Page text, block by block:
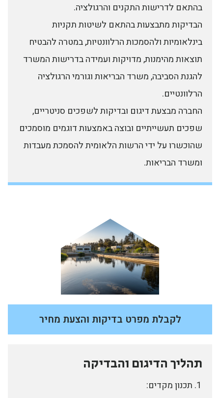
בהתאם לדרישות התקנים והרגולציה.
הבדיקות מתבצעות בהתאם לשיטות תקניות
בינלאומיות ולהסמכות הרלוונטיות, במטרה להבטיח
תוצאות מהימנות, מדויקות ועמידה בדרישות המשרד
להגנת הסביבה, משרד הבריאות וגורמי הרגולציה
הרלוונטיים.
החברה מבצעת דיגום ובדיקות לשפכים סניטריים,
שפכים תעשייתיים ובוצה באמצעות דוגמים מוסמכים
שהוכשרו על ידי הרשות הלאומית להסמכת מעבדות
ומשרד הבריאות.
תהליך הדיגום והבדיקה
תכנון מקדים:
לקבלת מפרט בדיקות והצעת מחיר